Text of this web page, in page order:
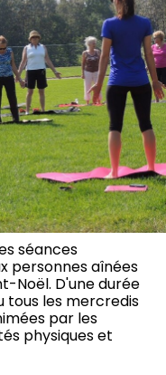
séances
personnes aînées
Noël. D'une durée
tous les mercredis
par les
physiques et